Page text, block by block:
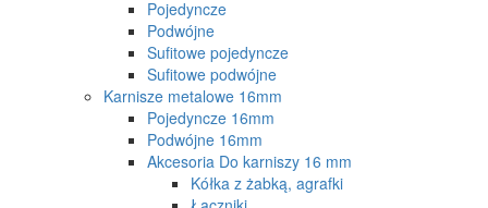
Pojedyncze
Podwójne
Sufitowe pojedyncze
Sufitowe podwójne
Karnisze metalowe 16mm
Pojedyncze 16mm
Podwójne 16mm
Akcesoria Do karniszy 16 mm
Kółka z żabką, agrafki